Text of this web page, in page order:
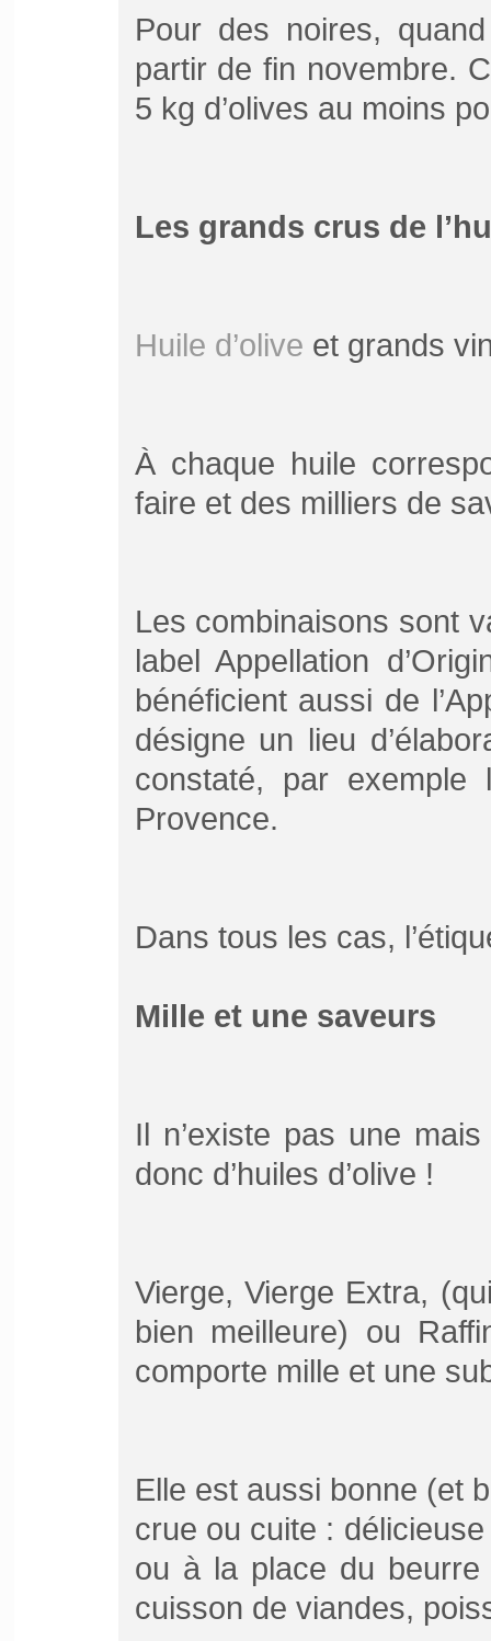
Pour des noires,
partir de fin novembre.
5 kg d’olives au moins
Les grands crus de
Huile d’olive et grands
À chaque huile
faire et des milliers de
Les combinaisons sont
label Appellation
bénéficient aussi de
désigne un lieu
constaté, par exemple
Provence.
Dans tous les cas,
Mille et une saveurs
Il n’existe pas une
donc d’huiles d’olive !
Vierge, Vierge Extra,
bien meilleure) ou
comporte mille et une
Elle est aussi bonne (et
crue ou cuite :
ou à la place du
cuisson de viandes,